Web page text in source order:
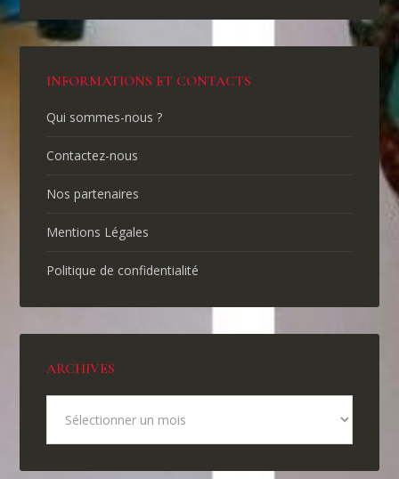
INFORMATIONS ET CONTACTS
Qui sommes-nous ?
Contactez-nous
Nos partenaires
Mentions Légales
Politique de confidentialité
ARCHIVES